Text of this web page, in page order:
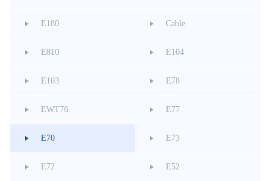
E180 Cable
E810 E104
E103 E78
EWT76 E77
E70 E73
E72 E52